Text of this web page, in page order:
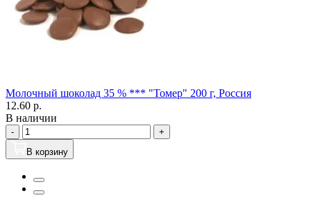
Молочный шоколад 35 % *** "Томер" 200 г, Россия
12.60 р.
В наличии
-
+
В корзину